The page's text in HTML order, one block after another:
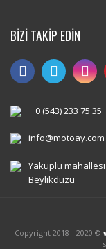
BİZİ TAKİP EDİN
0 (543) 233 75 35
info@motoay.com
Yakuplu
Beylikdüzü
Copyright 2018 - 2020 ©